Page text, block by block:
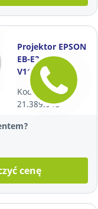
Projektor EPSON
EB-E24
V11HB51040
Kod produktu:
21.389.948
cenę